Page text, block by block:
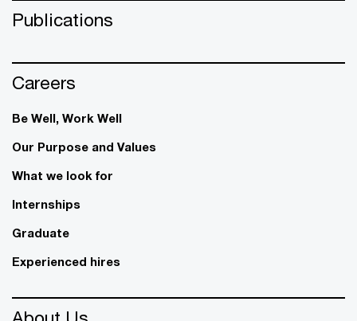
Publications
Careers
Be Well, Work Well​
Our Purpose and Values
What we look for
Internships
Graduate
Experienced hires